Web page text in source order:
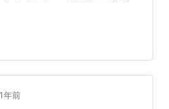
1年前